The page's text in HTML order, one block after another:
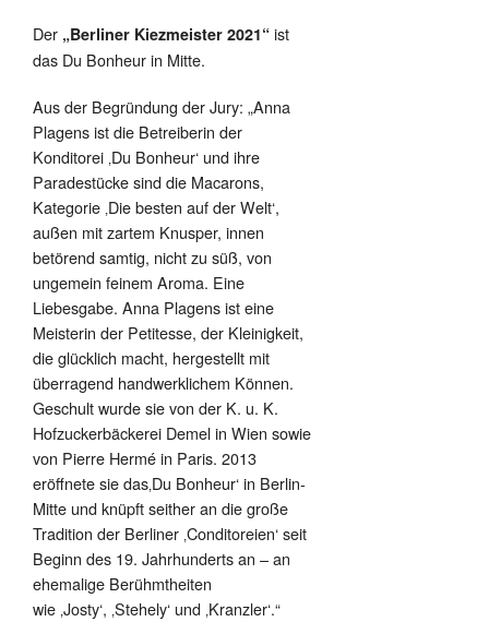
Der „Berliner Kiezmeister 2021“ ist
das Du Bonheur in Mitte.
Aus der Begründung der Jury: „Anna
Plagens ist die Betreiberin der
Konditorei ‚Du Bonheur‘ und ihre
Paradestücke sind die Macarons,
Kategorie ‚Die besten auf der Welt‘,
außen mit zartem Knusper, innen
betörend samtig, nicht zu süß, von
ungemein feinem Aroma. Eine
Liebesgabe. Anna Plagens ist eine
Meisterin der Petitesse, der Kleinigkeit,
die glücklich macht, hergestellt mit
überragend handwerklichem Können.
Geschult wurde sie von der K. u. K.
Hofzuckerbäckerei Demel in Wien sowie
von Pierre Hermé in Paris. 2013
eröffnete sie das‚Du Bonheur‘ in Berlin-
Mitte und knüpft seither an die große
Tradition der Berliner ‚Conditoreien‘ seit
Beginn des 19. Jahrhunderts an – an
ehemalige Berühmtheiten
wie ‚Josty‘, ‚Stehely‘ und ‚Kranzler‘.“